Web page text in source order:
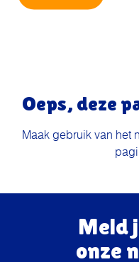
Oeps, deze
Maak gebruik van het
Meld
onze